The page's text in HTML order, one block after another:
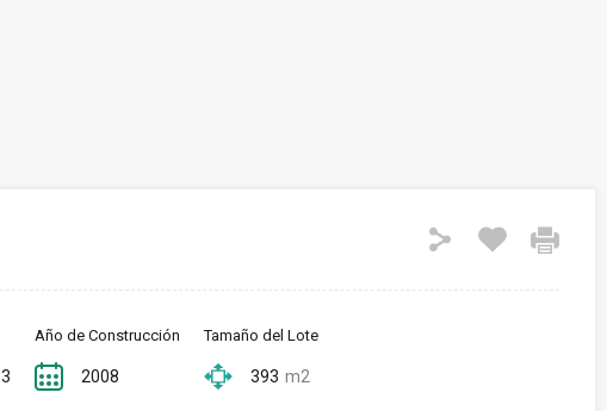
3
Año de Construcción
2008
Tamaño del Lote
393 m2